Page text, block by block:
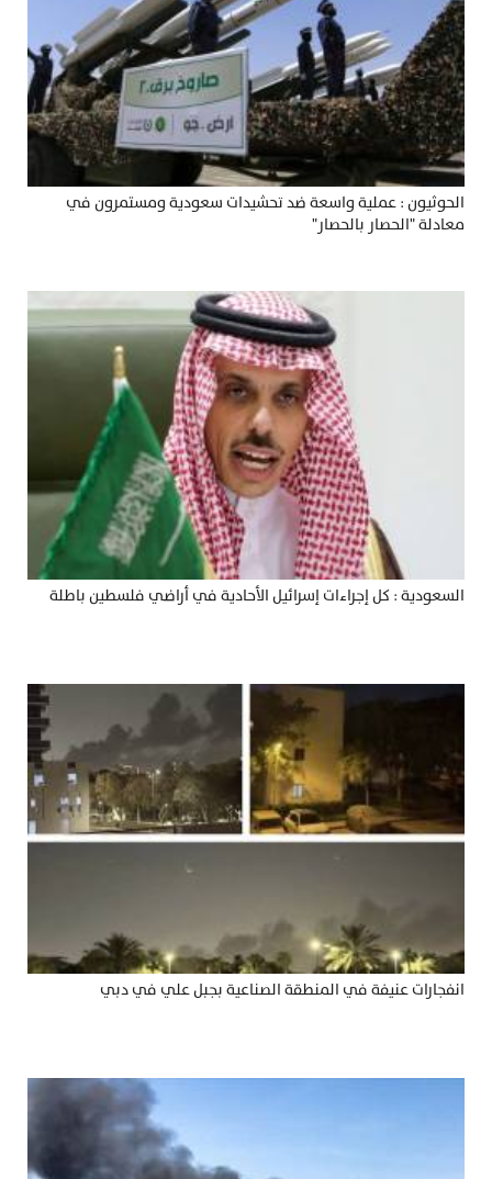
الحوثيون : عملية واسعة ضد تحشيدات سعودية ومستمرون في
معادلة "الحصار بالحصار"
السعودية : كل إجراءات إسرائيل الأحادية في أراضي فلسطين باطلة
انفجارات عنيفة في المنطقة الصناعية بجبل علي في دبي